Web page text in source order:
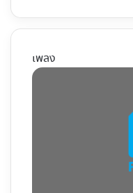
เพลง